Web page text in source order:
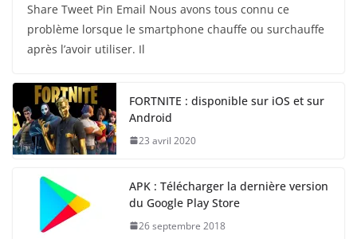
Share Tweet Pin Email Nous avons tous connu ce
problème lorsque le smartphone chauffe ou surchauffe
après l’avoir utiliser. Il
FORTNITE : disponible sur iOS et sur
Android
23 avril 2020
APK : Télécharger la dernière version
du Google Play Store
26 septembre 2018